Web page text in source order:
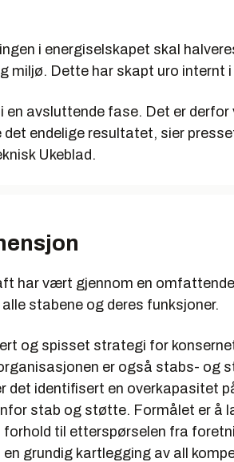
i energiselskapet skal
miljø. Dette har skapt uro internt
en avsluttende fase. Det er
det endelige resultatet, sier
Ukeblad.
har vært gjennom en
stabene og deres funksjoner.
og spisset strategi for
er også stabs- og
det identifisert en overkapasitet
stab og støtte. Formålet er å
forhold til etterspørselen fra
grundig kartlegging av all